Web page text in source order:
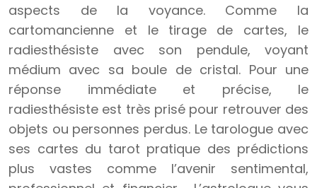
aspects de la voyance. Comme la
cartomancienne et le tirage de cartes, le
radiesthésiste avec son pendule, voyant
médium avec sa boule de cristal. Pour une
réponse immédiate et précise, le
radiesthésiste est très prisé pour retrouver des
objets ou personnes perdus. Le tarologue avec
ses cartes du tarot pratique des prédictions
plus vastes comme l’avenir sentimental,